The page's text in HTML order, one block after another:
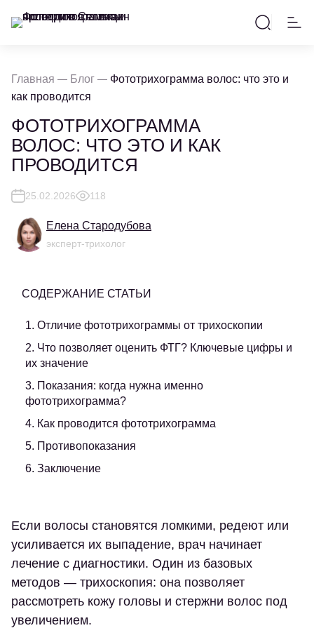
Главная Блог
Фототрихограмма волос: что это и
как проводится
ФОТОТРИХОГРАММА
ВОЛОС: ЧТО ЭТО И КАК
ПРОВОДИТСЯ
25.02.2026 118
Елена Стародубова
эксперт-трихолог
СОДЕРЖАНИЕ СТАТЬИ
1. Отличие фототрихограммы от трихоскопии
2. Что позволяет оценить ФТГ? Ключевые цифры и
их значение
3. Показания: когда нужна именно
фототрихограмма?
4. Как проводится фототрихограмма
5. Противопоказания
6. Заключение
Если волосы становятся ломкими, редеют или
усиливается их выпадение, врач начинает
лечение с диагностики. Один из базовых
методов — трихоскопия: она позволяет
рассмотреть кожу головы и стержни волос под
увеличением.